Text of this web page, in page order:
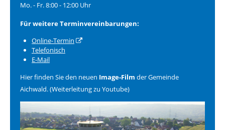
Mo. - Fr. 8:00 - 12:00 Uhr
Für weitere Terminvereinbarungen:
Online-Termin
Telefonisch
E-Mail
Hier finden Sie den neuen Image-Film der Gemeinde
Aichwald. (Weiterleitung zu Youtube)